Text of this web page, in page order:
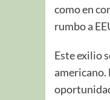
como en
rumbo a
Este exilio
americano.